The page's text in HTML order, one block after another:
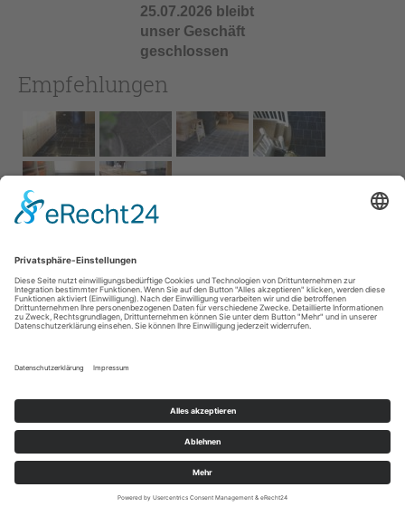
25.07.2026 bleibt
unser Geschäft
geschlossen
Empfehlungen
Impressum
AGB
Service
Cookie-Einstellungen Home Kontakt
© 2026 Naturstein Vonderhecken